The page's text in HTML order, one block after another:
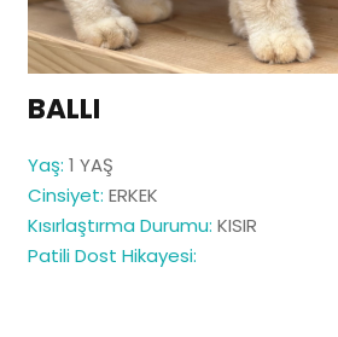
BALLI
Yaş: 1 YAŞ
Cinsiyet: ERKEK
Kısırlaştırma Durumu: KISIR
Patili Dost Hikayesi: